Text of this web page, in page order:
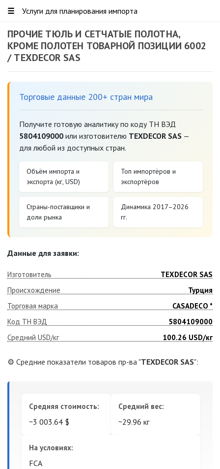
☰ Услуги для планирования импорта
ПРОЧИЕ ТЮЛЬ И СЕТЧАТЫЕ ПОЛОТНА,
КРОМЕ ПОЛОТЕН ТОВАРНОЙ ПОЗИЦИИ 6002
/ TEXDECOR SAS
Торговые данные 200+ стран мира
Получите готовую аналитику по коду ТН ВЭД
5804109000 или изготовителю TEXDECOR SAS —
для любой из доступных стран.
Объём импорта и
экспорта (кг, USD)
Топ импортёров и
экспортёров
Страны-поставщики и
доли рынка
Динамика 2017–2026
гг.
Данные для заявки:
Изготовитель
TEXDECOR SAS
Происхождение
Турция
Торговая марка
CASADECO *
Код ТН ВЭД
5804109000
Средний USD/кг
100.26 USD/кг
⚙️ Средние показатели товаров пр-ва "TEXDECOR SAS":
Средняя стоимость:
~3 003.64 $
Средний вес:
~29.96 кг
На условиях:
FCA